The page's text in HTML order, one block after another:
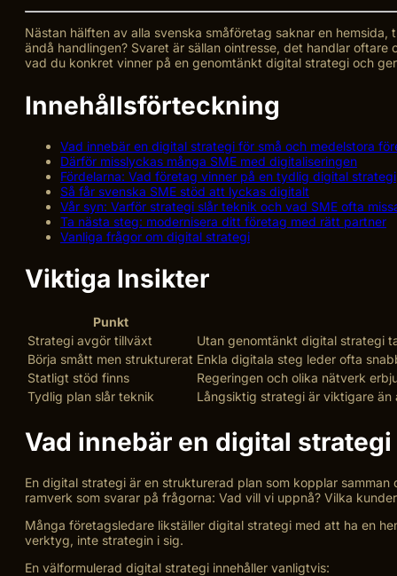
Nästan hälften av alla svenska småföretag saknar en hemsida,
ändå handlingen? Svaret är sällan ointresse, det handlar
vad du konkret vinner på en genomtänkt digital strategi och
Innehållsförteckning
Vad innebär en digital strategi för små och medelstora
Därför misslyckas många SME med digitaliseringen
Fördelarna: Vad företag vinner på en tydlig digital strategi
Så får svenska SME stöd att lyckas digitalt
Vår syn: Varför strategi slår teknik och vad SME ofta
Ta nästa steg: modernisera ditt företag med rätt partner
Vanliga frågor om digital strategi
Viktiga Insikter
Punkt
Strategi avgör tillväxt
Utan genomtänkt digital strategi
Börja smått men strukturerat Enkla digitala steg leder ofta
Statligt stöd finns
Regeringen och olika nätverk
Tydlig plan slår teknik
Långsiktig strategi är viktigare
Vad innebär en digital
En digital strategi är en strukturerad plan som kopplar
ramverk som svarar på frågorna: Vad vill vi uppnå? Vilka
Många företagsledare likställer digital strategi med att ha en
verktyg, inte strategin i sig.
En välformulerad digital strategi innehåller vanligtvis: